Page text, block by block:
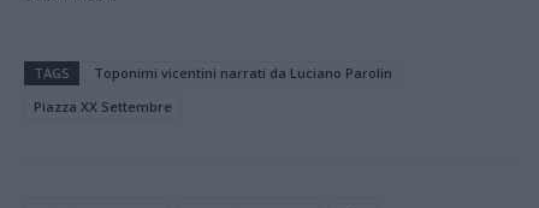
TAGS
Toponimi vicentini narrati da Luciano Parolin
Piazza XX Settembre